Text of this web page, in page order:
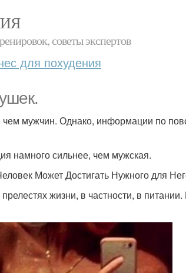
советы экспертов
для похудения
мужчин. Однако, информации по
намного сильнее, чем мужская.
Может Достигать Нужного для
жизни, в частности, в питании.